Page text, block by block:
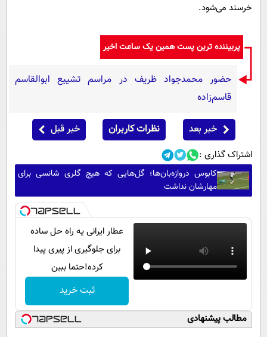
خرسند می‌شود.
پربیننده ترین پست همین یک ساعت اخیر
حضور محمدجواد ظریف در مراسم تشییع ابوالقاسم
قاسم‌زاده
خبر بعد نظرات کاربران خبر قبل
اشتراک گذاری :
کابوس دروازه‌بان‌ها؛ گل‌هایی که هیچ گلری شانسی برای
مهارشان نداشت
عطار ایرانی یه راه حل ساده
برای جلوگیری از پیری پیدا
کرده!حتما ببین
ثبت خرید
مطالب پیشنهادی